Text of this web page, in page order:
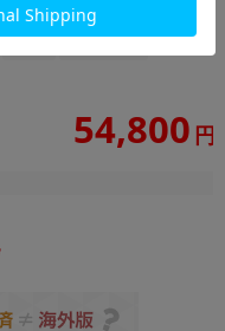
フリー】
54,800 円